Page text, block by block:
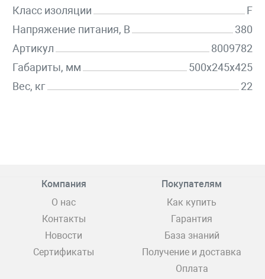
Класс изоляции
F
Напряжение питания, В
380
Артикул
8009782
Габариты, мм
500х245х425
Вес, кг
22
Компания
О нас
Контакты
Новости
Сертификаты
Покупателям
Как купить
Гарантия
База знаний
Получение и доставка
Оплата